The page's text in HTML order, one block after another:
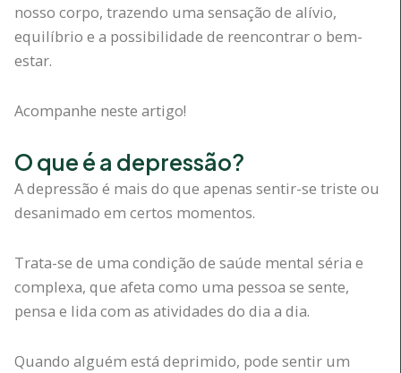
nosso corpo, trazendo uma sensação de alívio,
equilíbrio e a possibilidade de reencontrar o bem-
estar.
Acompanhe neste artigo!
O que é a depressão?
A depressão é mais do que apenas sentir-se triste ou
desanimado em certos momentos.
Trata-se de uma condição de saúde mental séria e
complexa, que afeta como uma pessoa se sente,
pensa e lida com as atividades do dia a dia.
Quando alguém está deprimido, pode sentir um